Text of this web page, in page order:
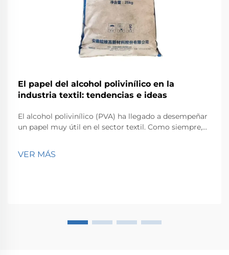
El papel del alcohol polivinílico en la
industria textil: tendencias e ideas
El alcohol polivinílico (PVA) ha llegado a desempeñar
un papel muy útil en el sector textil. Como siempre,
del PVA en el sector textil, junto con las tendencias
responsables de dar forma al futuro del PVA en el
VER MÁS